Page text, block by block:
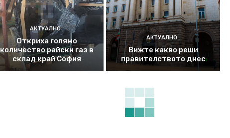
АКТУАЛНО
Откриха голямо
количество райски газ в
склад край София
АКТУАЛНО
Вижте какво реши
правителството днес